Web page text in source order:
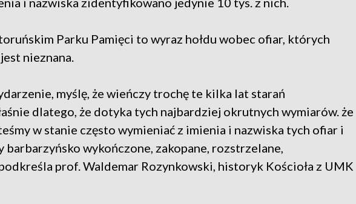
Parku Pamięci to wyraz hołdu wobec ofiar, których
nieznana.
myślę, że wieńczy trochę te kilka lat starań
dlatego, że dotyka tych najbardziej okrutnych wymiarów. że
w stanie często wymieniać z imienia i nazwiska tych ofiar i
barbarzyńsko wykończone, zakopane, rozstrzelane,
prof. Waldemar Rozynkowski, historyk Kościoła z UMK